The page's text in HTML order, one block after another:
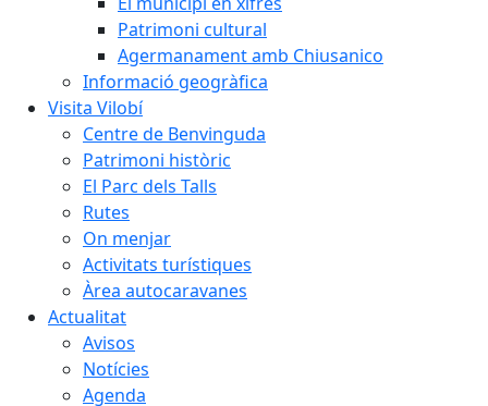
Patrimoni cultural
Agermanament amb Chiusanico
Informació geogràfica
Visita Vilobí
Centre de Benvinguda
Patrimoni històric
El Parc dels Talls
Rutes
On menjar
Activitats turístiques
Àrea autocaravanes
Actualitat
Avisos
Notícies
Agenda